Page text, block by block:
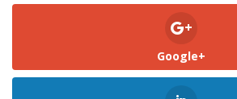
Google+